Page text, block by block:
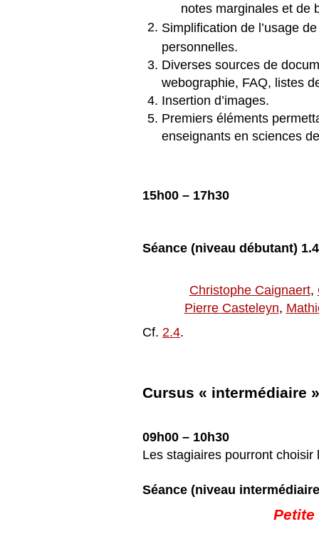
notes marginales et de
Simpliﬁcation de l’usage
personnelles.
Diverses sources de
webographie, FAQ, listes
Insertion d’images.
Premiers éléments
enseignants en sciences
15h00 – 17h30
Séance (niveau débutant) 1.4
Christophe Caignaert,
Pierre Casteleyn,
Cf. 2.4.
Cursus « intermédiaire »
09h00 – 10h30
Les stagiaires pourront choisir
Séance (niveau interm